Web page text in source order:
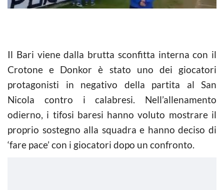
Il Bari viene dalla brutta sconfitta interna con il
Crotone e Donkor è stato uno dei giocatori
protagonisti in negativo della partita al San
Nicola contro i calabresi. Nell’allenamento
odierno, i tifosi baresi hanno voluto mostrare il
proprio sostegno alla squadra e hanno deciso di
‘fare pace’ con i giocatori dopo un confronto.